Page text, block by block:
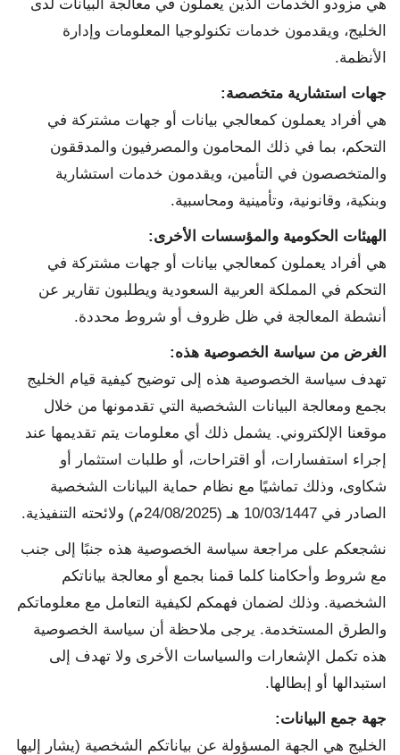
هي مزودو الخدمات الذين يعملون في معالجة البيانات لدى
الخليج، ويقدمون خدمات تكنولوجيا المعلومات وإدارة
الأنظمة.
جهات استشارية متخصصة:
هي أفراد يعملون كمعالجي بيانات أو جهات مشتركة في
التحكم، بما في ذلك المحامون والمصرفيون والمدققون
والمتخصصون في التأمين، ويقدمون خدمات استشارية
وبنكية، وقانونية، وتأمينية ومحاسبية.
الهيئات الحكومية والمؤسسات الأخرى:
هي أفراد يعملون كمعالجي بيانات أو جهات مشتركة في
التحكم في المملكة العربية السعودية ويطلبون تقارير عن
أنشطة المعالجة في ظل ظروف أو شروط محددة.
الغرض من سياسة الخصوصية هذه:
تهدف سياسة الخصوصية هذه إلى توضيح كيفية قيام الخليج
بجمع ومعالجة البيانات الشخصية التي تقدمونها من خلال
موقعنا الإلكتروني. يشمل ذلك أي معلومات يتم تقديمها عند
إجراء استفسارات، أو اقتراحات، أو طلبات استثمار أو
شكاوى، وذلك تماشيًا مع نظام حماية البيانات الشخصية
الصادر في 10/03/1447 هـ (24/08/2025م) ولائحته التنفيذية.
نشجعكم على مراجعة سياسة الخصوصية هذه جنبًا إلى جنب
مع شروط وأحكامنا كلما قمنا بجمع أو معالجة بياناتكم
الشخصية. وذلك لضمان فهمكم لكيفية التعامل مع معلوماتكم
والطرق المستخدمة. يرجى ملاحظة أن سياسة الخصوصية
هذه تكمل الإشعارات والسياسات الأخرى ولا تهدف إلى
استبدالها أو إبطالها.
جهة جمع البيانات:
الخليج هي الجهة المسؤولة عن بياناتكم الشخصية (يشار إليها